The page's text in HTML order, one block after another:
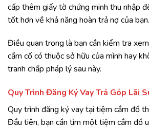
cấp thêm giấy tờ chứng minh thu nhập
tốt hơn về khả năng hoàn trả nợ của bạn.
Điều quan trọng là bạn cần kiểm tra
cầm cố có thuộc sở hữu của mình hay
tranh chấp pháp lý sau này.
Quy Trình Đăng Ký Vay Trả Góp Lãi
Quy trình đăng ký vay tại tiệm cầm đồ
Đầu tiên, bạn cần tìm một tiệm cầm đồ